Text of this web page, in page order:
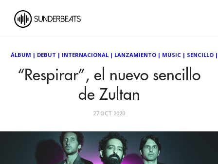
ÁLBUM | DEBUT | INTERNACIONAL | LANZAMIENTO | MUSIC | SENCILLO
“Respirar”, el nuevo sencillo
de Zultan
27 OCT 2020